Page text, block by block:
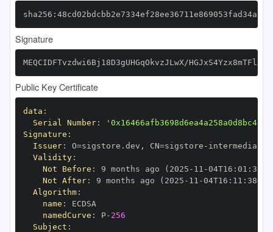
Signature
MEQCIDFTvzdwi6Bj18D3gUHGqOkvzJLwX/
Public Key Certificate
data :
Serial Number:
Signature :
Issuer: O=sigstore.dev , CN=sigstore -
Validity:
Not Before : 9 months ago (2025 - 11 -04T16 : 01 :
Not After: 9 months ago (2025 - 11 -04T16 : 11 : 38+00
Algorithm:
name :
namedCurve : P- 256
Subject :